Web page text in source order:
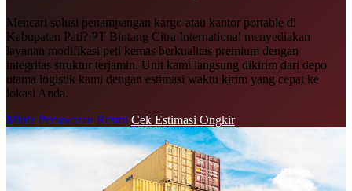
Mencari solusi penampangan kargo atau kantor portable di
Kabupaten Pati? PT Bintang Citra International menyediakan
layanan modifikasi peti kemas berkualitas premium dengan
integritas struktur terjamin. Unit kami langsung dikirim dari depo
utama logistik kami dengan estimasi waktu kirim yang cepat ke
lokasi Anda.
Minta Penawaran Resmi Cek Estimasi Ongkir